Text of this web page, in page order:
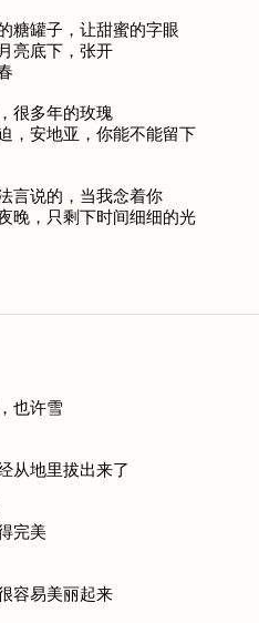
糖罐子，让甜蜜的字眼
亮底下，张开
很多年的玫瑰
，安地亚，你能不能留下
言说的，当我念着你
晚，只剩下时间细细的光
也许雪
从地里拔出来了
完美
容易美丽起来